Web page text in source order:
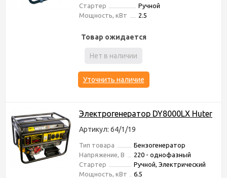
Стартер
Ручной
Мощность, кВт
2.5
Товар ожидается
Нет в наличии
Уточнить наличие
Электрогенератор DY8000LX Huter
Артикул: 64/1/19
Тип товара
Бензогенератор
Напряжение, В
220 - однофазный
Стартер
Ручной, Электрический
Мощность, кВт
6.5